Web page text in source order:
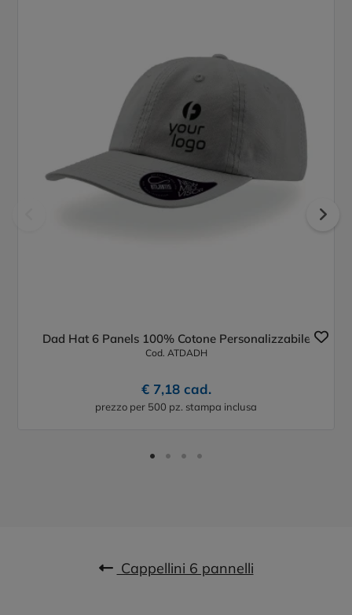
Dad Hat 6 Panels 100% Cotone Personalizzabile
Cod. ATDADH
€ 7,18 cad.
prezzo per 500 pz. stampa inclusa
Cappellini 6 pannelli